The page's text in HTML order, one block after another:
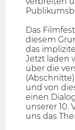
Das
diesem
das
Jetzt laden
über die
und von
einen
unserer 10.
uns das